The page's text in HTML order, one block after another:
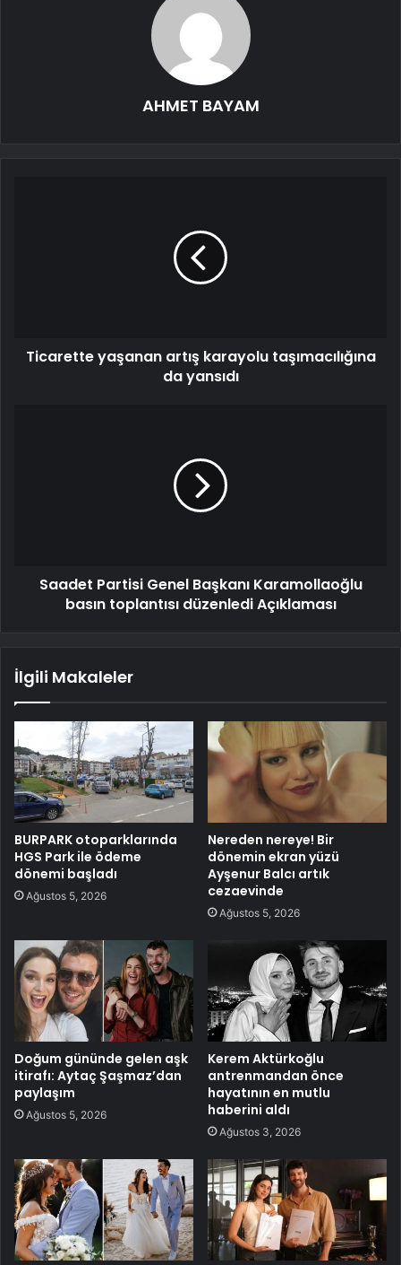
AHMET BAYAM
Ticarette yaşanan artış karayolu taşımacılığına
da yansıdı
Saadet Partisi Genel Başkanı Karamollaoğlu
basın toplantısı düzenledi Açıklaması
İlgili Makaleler
BURPARK otoparklarında
HGS Park ile ödeme
dönemi başladı
Ağustos 5, 2026
Nereden nereye! Bir
dönemin ekran yüzü
Ayşenur Balcı artık
cezaevinde
Ağustos 5, 2026
Doğum gününde gelen aşk
itirafı: Aytaç Şaşmaz’dan
paylaşım
Ağustos 5, 2026
Kerem Aktürkoğlu
antrenmandan önce
hayatının en mutlu
haberini aldı
Ağustos 3, 2026